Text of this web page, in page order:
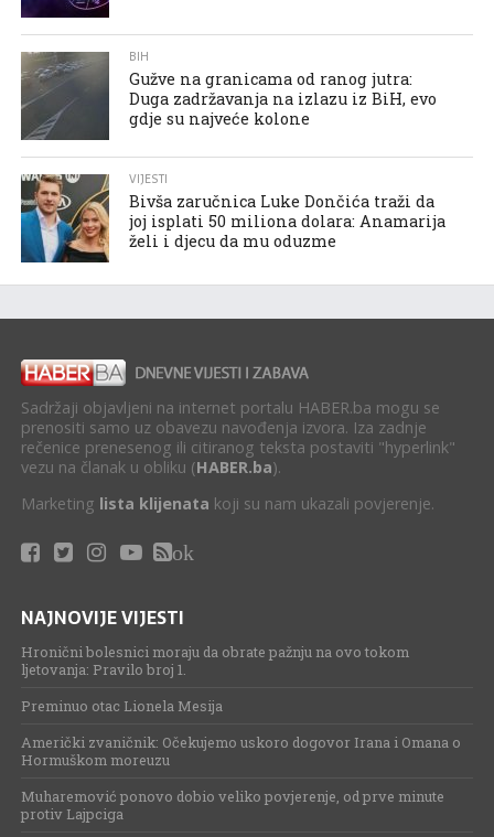
BIH
Gužve na granicama od ranog jutra:
Duga zadržavanja na izlazu iz BiH, evo
gdje su najveće kolone
VIJESTI
Bivša zaručnica Luke Dončića traži da
joj isplati 50 miliona dolara: Anamarija
želi i djecu da mu oduzme
Sadržaji objavljeni na internet portalu HABER.ba mogu se
prenositi samo uz obavezu navođenja izvora. Iza zadnje
rečenice prenesenog ili citiranog teksta postaviti "hyperlink"
vezu na članak u obliku (HABER.ba).
Marketing lista klijenata koji su nam ukazali povjerenje.
ok
NAJNOVIJE VIJESTI
Hronični bolesnici moraju da obrate pažnju na ovo tokom
ljetovanja: Pravilo broj 1.
Preminuo otac Lionela Mesija
Američki zvaničnik: Očekujemo uskoro dogovor Irana i Omana o
Hormuškom moreuzu
Muharemović ponovo dobio veliko povjerenje, od prve minute
protiv Lajpciga